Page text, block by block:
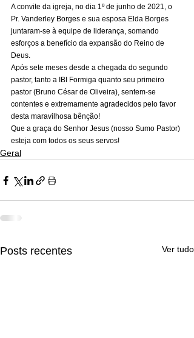
A convite da igreja, no dia 1º de junho de 2021, o
Pr. Vanderley Borges e sua esposa Elda Borges
juntaram-se à equipe de liderança, somando
esforços a benefício da expansão do Reino de
Deus.
Após sete meses desde a chegada do segundo
pastor, tanto a IBI Formiga quanto seu primeiro
pastor (Bruno César de Oliveira), sentem-se
contentes e extremamente agradecidos pelo favor
desta maravilhosa bênção!
Que a graça do Senhor Jesus (nosso Sumo Pastor)
esteja com todos os seus servos!
Geral
Posts recentes Ver tudo